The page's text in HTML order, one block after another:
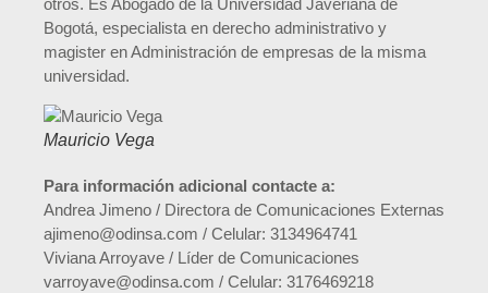
otros. Es Abogado de la Universidad Javeriana de
Bogotá, especialista en derecho administrativo y
magister en Administración de empresas de la misma
universidad.
Mauricio Vega
Para información adicional contacte a:
Andrea Jimeno / Directora de Comunicaciones Externas
ajimeno@odinsa.com / Celular: 3134964741
Viviana Arroyave / Líder de Comunicaciones
varroyave@odinsa.com / Celular: 3176469218